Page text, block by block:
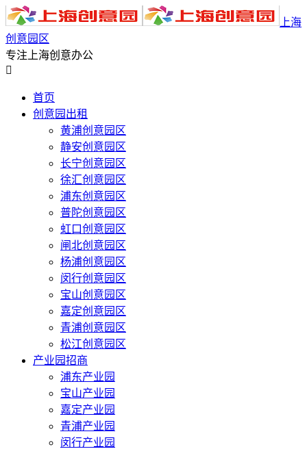
上海
创意园区
专注上海创意办公

首页
创意园出租
黄浦创意园区
静安创意园区
长宁创意园区
徐汇创意园区
浦东创意园区
普陀创意园区
虹口创意园区
闸北创意园区
杨浦创意园区
闵行创意园区
宝山创意园区
嘉定创意园区
青浦创意园区
松江创意园区
产业园招商
浦东产业园
宝山产业园
嘉定产业园
青浦产业园
闵行产业园